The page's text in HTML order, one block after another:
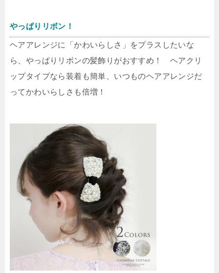
やっぱりリボン！
ヘアアレンジに「かわいらしさ」をプラスしたいな
ら、やっぱりリボンの髪飾りがおすすめ！ ヘアクリ
ップタイプなら装着も簡単、いつものヘアアレンジだ
ってかわいらしさも倍増！